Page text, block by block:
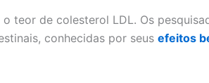
teor de colesterol LDL. Os
conhecidas por seus efeitos